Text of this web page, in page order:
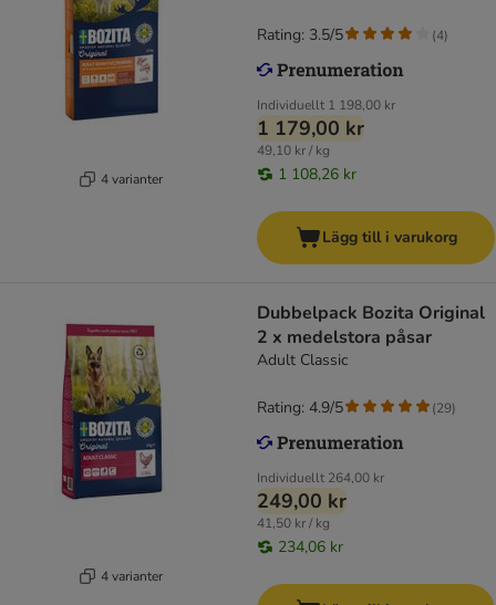
4 varianter
Individuellt 1 198,00 kr
1 179,00 kr
49,10 kr / kg
1 108,26 kr
Rating: 3.5/5 (4)
Lägg till i varukorg
4 varianter
Dubbelpack Bozita Original
2 x medelstora påsar
Adult Classic
Individuellt 264,00 kr
249,00 kr
41,50 kr / kg
234,06 kr
Rating: 4.9/5 (29)